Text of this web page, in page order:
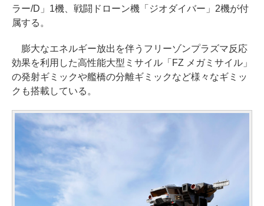
ラー/D」1機、戦闘ドローン機「ジオダイバー」2機が付
属する。
膨大なエネルギー放出を伴うフリーゾンプラズマ反応
効果を利用した高性能大型ミサイル「FZ メガミサイル」
の発射ギミックや艦橋の分離ギミックなど様々なギミッ
クも搭載している。